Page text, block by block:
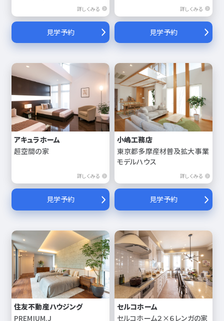
詳しくみる
見学予約
詳しくみる
見学予約
アキュラホーム
超空間の家
詳しくみる
見学予約
小嶋工務店
東京都多摩産材普及拡大事業
モデルハウス
詳しくみる
見学予約
住友不動産ハウジング
PREMIUM.J
セルコホーム
セルコホーム２×６レンガの家